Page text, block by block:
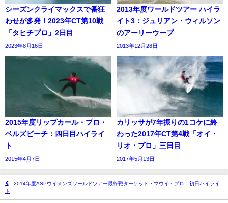
シーズンクライマックスで番狂
わせが多発！2023年CT第10戦
「タヒチプロ」2日目
2023年8月16日
2013年度ワールドツアー ハイラ
イト3：ジュリアン・ウィルソン
のアーリーウープ
2013年12月28日
2015年度リップカール・プロ・
ベルズビーチ：四日目ハイライ
ト
2015年4月7日
カリッサが7年振りの1コケに終
わった2017年CT第4戦「オイ・
リオ・プロ」三日目
2017年5月13日
2014年度ASPウイメンズワールドツアー最終戦ターゲット・マウイ・プロ：初日ハイライ
ト